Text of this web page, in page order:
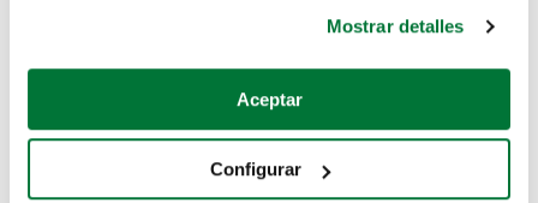
Si lo permite, también quisiéramos:
Recopilar información sobre su ubicación geográfica
Identificar su dispositivo analizándolo activamente
Mostrar detalles
Aceptar
Configurar
Coches de segunda mano
Coches de km0